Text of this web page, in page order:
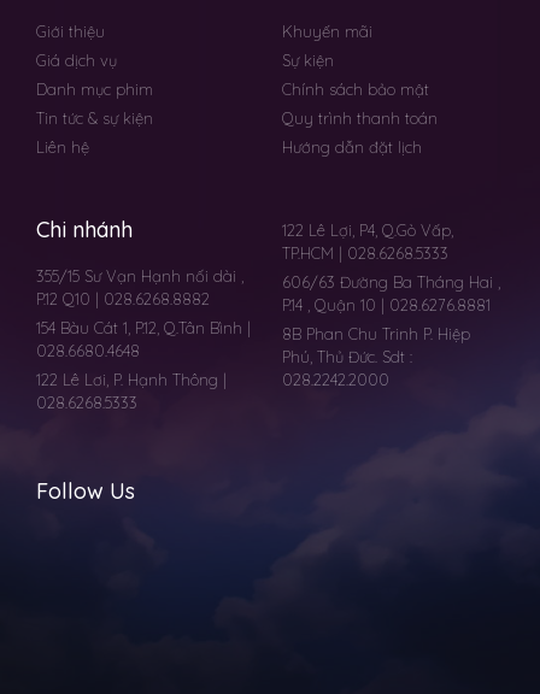
Giới thiệu
Giá dịch vụ
Danh mục phim
Tin tức & sự kiện
Liên hệ
Khuyến mãi
Sự kiện
Chính sách bảo mật
Quy trình thanh toán
Hướng dẫn đặt lịch
Chi nhánh
355/15 Sư Vạn Hạnh nối dài ,
P.12 Q10 | 028.6268.8882
154 Bàu Cát 1, P.12, Q.Tân Bình |
028.6680.4648
122 Lê Lơi, P. Hạnh Thông |
028.6268.5333
122 Lê Lợi, P4, Q.Gò Vấp,
TP.HCM | 028.6268.5333
606/63 Đường Ba Tháng Hai ,
P.14 , Quận 10 | 028.6276.8881
8B Phan Chu Trinh P. Hiệp
Phú, Thủ Đức. Sdt :
028.2242.2000
Follow Us